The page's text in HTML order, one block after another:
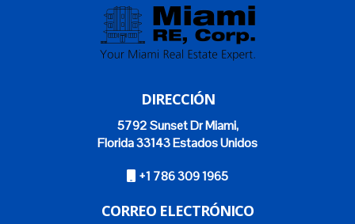
Puedes contactar a Antonio Aguirre directamente si
deseas asesoramiento personalizado sobre
relacionada con bienes raíces. No olvides dar ese
primer paso hacia tu futuro hoy mismo; ¡Antonio
Aguirre está aquí para ayudarte!
DIRECCIÓN
5792 Sunset Dr Miami,
Florida 33143 Estados Unidos
+1 786 309 1965
CORREO ELECTRÓNICO